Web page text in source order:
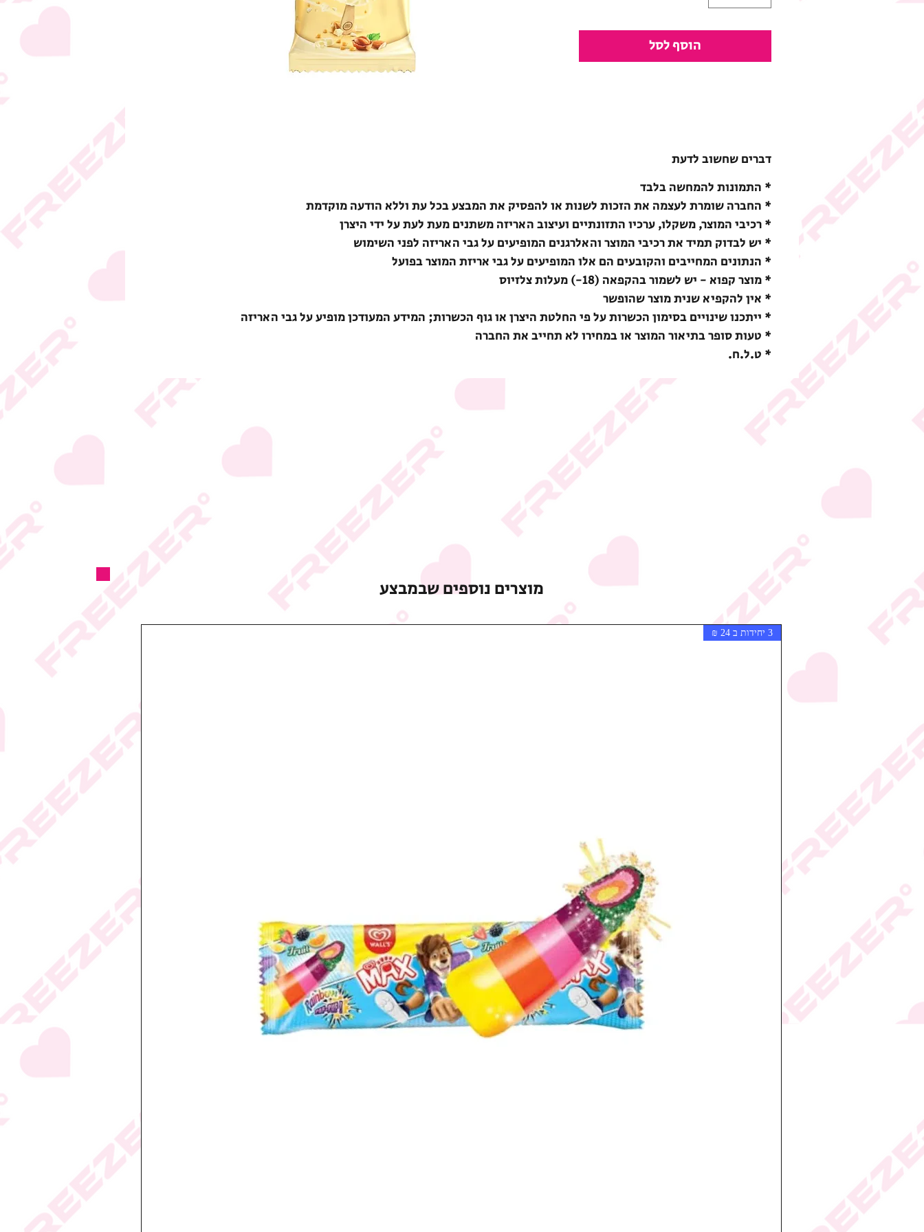
הוסף לסל
דברים שחשוב לדעת
* התמונות להמחשה בלבד
* החברה שומרת לעצמה את הזכות לשנות או להפסיק את המבצע בכל עת וללא הודעה מוקדמת
* רכיבי המוצר, משקלו, ערכיו התזונתיים ועיצוב האריזה משתנים מעת לעת על ידי היצרן
* יש לבדוק תמיד את רכיבי המוצר והאלרגנים המופיעים על גבי האריזה לפני השימוש
* הנתונים המחייבים והקובעים הם אלו המופיעים על גבי אריזת המוצר בפועל
* מוצר קפוא - יש לשמור בהקפאה (18-) מעלות צלזיוס
* אין להקפיא שנית מוצר שהופשר
* ייתכנו שינויים בסימון הכשרות על פי החלטת היצרן או גוף הכשרות; המידע המעודכן מופיע על גבי האריזה
* טעות סופר בתיאור המוצר או במחירו לא תחייב את החברה
* ט.ל.ח.
מוצרים נוספים שבמבצע
3 יחידות ב 24 ₪